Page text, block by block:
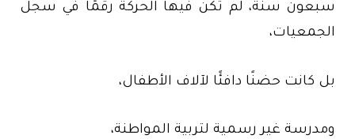
سبعون سنة، لم تكن فيها الحركة رقمًا في سجل
الجمعيات،
بل كانت حضنًا دافئًا لآلاف الأطفال،
ومدرسة غير رسمية لتربية المواطنة،